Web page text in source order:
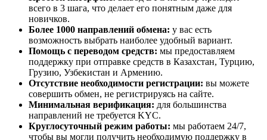
всего в 3 шага, что делает его понятным даже для
новичков.
Более 1000 направлений обмена: у вас есть
возможность выбрать наиболее удобный вариант.
Помощь с переводом средств: мы предоставляем
поддержку при отправке средств в Казахстан, Турцию,
Грузию, Узбекистан и Армению.
Отсутствие необходимости регистрации: вы можете
совершить обмен, не регистрируясь на сайте.
Минимальная верификация: для большинства
направлений не требуется KYC.
Круглосуточный режим работы: мы работаем 24/7,
чтобы вы могли получить необходимую поддержку в